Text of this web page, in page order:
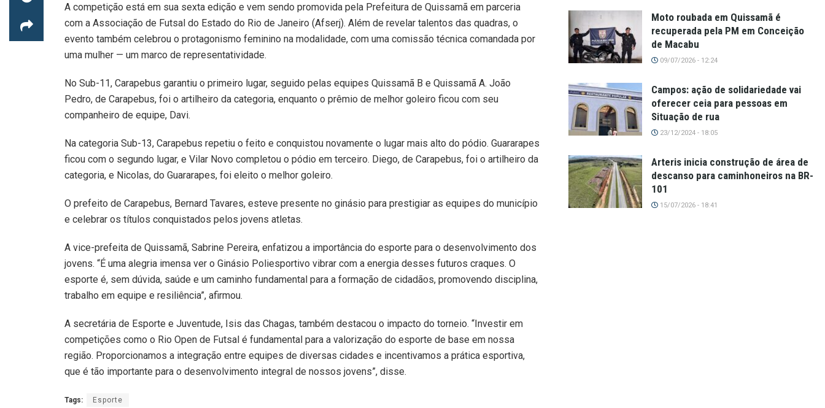
A competição está em sua sexta edição e vem sendo promovida pela Prefeitura de Quissamã em parceria
com a Associação de Futsal do Estado do Rio de Janeiro (Afserj). Além de revelar talentos das quadras, o
evento também celebrou o protagonismo feminino na modalidade, com uma comissão técnica comandada por
uma mulher — um marco de representatividade.
No Sub-11, Carapebus garantiu o primeiro lugar, seguido pelas equipes Quissamã B e Quissamã A. João
Pedro, de Carapebus, foi o artilheiro da categoria, enquanto o prêmio de melhor goleiro ficou com seu
companheiro de equipe, Davi.
Na categoria Sub-13, Carapebus repetiu o feito e conquistou novamente o lugar mais alto do pódio. Guararapes
ficou com o segundo lugar, e Vilar Novo completou o pódio em terceiro. Diego, de Carapebus, foi o artilheiro da
categoria, e Nicolas, do Guararapes, foi eleito o melhor goleiro.
O prefeito de Carapebus, Bernard Tavares, esteve presente no ginásio para prestigiar as equipes do município
e celebrar os títulos conquistados pelos jovens atletas.
A vice-prefeita de Quissamã, Sabrine Pereira, enfatizou a importância do esporte para o desenvolvimento dos
jovens. “É uma alegria imensa ver o Ginásio Poliesportivo vibrar com a energia desses futuros craques. O
esporte é, sem dúvida, saúde e um caminho fundamental para a formação de cidadãos, promovendo disciplina,
trabalho em equipe e resiliência”, afirmou.
A secretária de Esporte e Juventude, Isis das Chagas, também destacou o impacto do torneio. “Investir em
competições como o Rio Open de Futsal é fundamental para a valorização do esporte de base em nossa
região. Proporcionamos a integração entre equipes de diversas cidades e incentivamos a prática esportiva,
que é tão importante para o desenvolvimento integral de nossos jovens”, disse.
Tags: Esporte
Moto roubada em Quissamã é
recuperada pela PM em Conceição
de Macabu
09/07/2026 - 12:24
Campos: ação de solidariedade vai
oferecer ceia para pessoas em
Situação de rua
23/12/2024 - 18:05
Arteris inicia construção de área de
descanso para caminhoneiros na BR-
101
15/07/2026 - 18:41